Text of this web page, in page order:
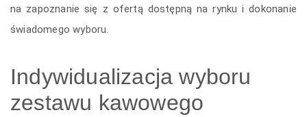
na zapoznanie się z ofertą dostępną na rynku i dokonanie
świadomego wyboru.
Indywidualizacja wyboru
zestawu kawowego